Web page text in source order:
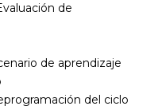
de
de aprendizaje
del ciclo